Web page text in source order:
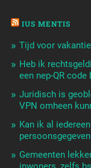
IUS MENTIS
Tijd voor
Heb ik
een nep-QR code
Juridisch is
VPN omheen
Kan ik al
Gemeenten